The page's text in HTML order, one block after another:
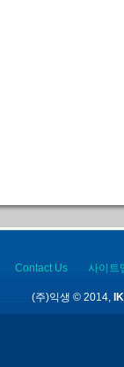
Contact Us 사이트
(주)익생 © 2014,